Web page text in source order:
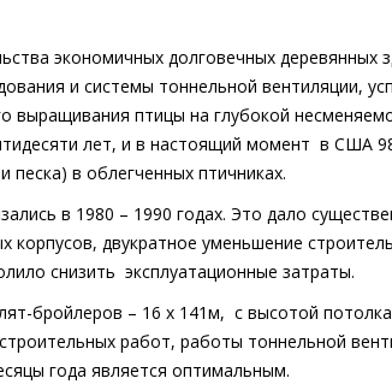
экономичных долговечных деревянных
и системы тоннельной вентиляции,
выращивания птицы на глубокой
лет, и в настоящий момент в США
в облегченных птичниках.
в 1980 – 1990 годах. Это дало
двукратное уменьшение
снизить эксплуатационные затраты.
бройлеров – 16 х 141м, с высотой потолка
работ, работы тоннельной
года является оптимальным.